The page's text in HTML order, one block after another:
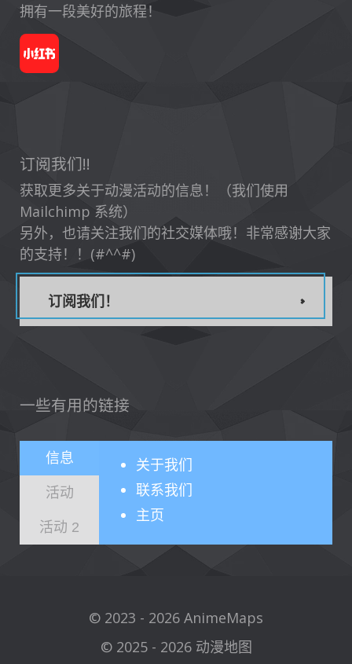
拥有一段美好的旅程！
订阅我们!!
获取更多关于动漫活动的信息！（我们使用
Mailchimp 系统）
另外，也请关注我们的社交媒体哦！非常感谢大家
的支持！！(#^^#)
订阅我们！
一些有用的链接
信息
活动
活动 2
关于我们
联系我们
主页
© 2023 - 2026 AnimeMaps
© 2025 - 2026 动漫地图